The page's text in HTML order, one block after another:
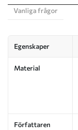
Vanliga frågor
Egenskaper
Material
Författaren